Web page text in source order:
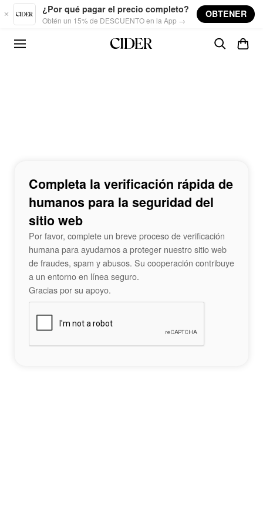
Skip to main content
¿Por qué pagar el precio completo?
Obtén un 15% de DESCUENTO en la App →
OBTENER
Completa la verificación rápida de
humanos para la seguridad del
sitio web
Por favor, complete un breve proceso de verificación
humana para ayudarnos a proteger nuestro sitio web
de fraudes, spam y abusos. Su cooperación contribuye
a un entorno en línea seguro.
Gracias por su apoyo.